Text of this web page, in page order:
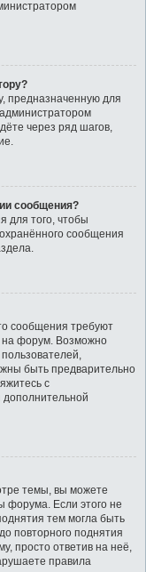
предназначенную для
через ряд шагов,
сообщения?
для того, чтобы
сообщения
сообщения требуют
на форум. Возможно
быть предварительно
с
темы, вы можете
форума. Если этого не
тем могла быть
повторного поднятия
просто ответив на неё,
правила